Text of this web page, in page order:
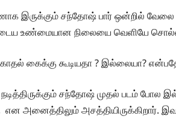
இருக்கும் சந்தோஷ் பார் ஒன்றில் வேலை
உண்மையான நிலையை வெளியே சொல்ல
கைக்கு கூடியதா ? இல்லையா?
சந்தோஷ் முதல் படம் போல
அசத்தியிருக்கிறார்.